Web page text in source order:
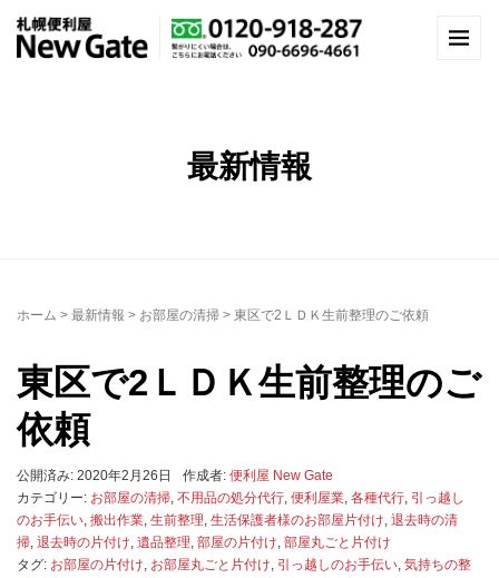
最新情報
ホーム > 最新情報 > お部屋の清掃 > 東区で2ＬＤＫ生前整理のご依頼
東区で2ＬＤＫ生前整理のご
依頼
公開済み: 2020年2月26日 作成者: 便利屋 New Gate
カテゴリー: お部屋の清掃, 不用品の処分代行, 便利屋業, 各種代行, 引っ越し
のお手伝い, 搬出作業, 生前整理, 生活保護者様のお部屋片付け, 退去時の清
掃, 退去時の片付け, 遺品整理, 部屋の片付け, 部屋丸ごと片付け
タグ: お部屋の片付け, お部屋丸ごと片付け, 引っ越しのお手伝い, 気持ちの整